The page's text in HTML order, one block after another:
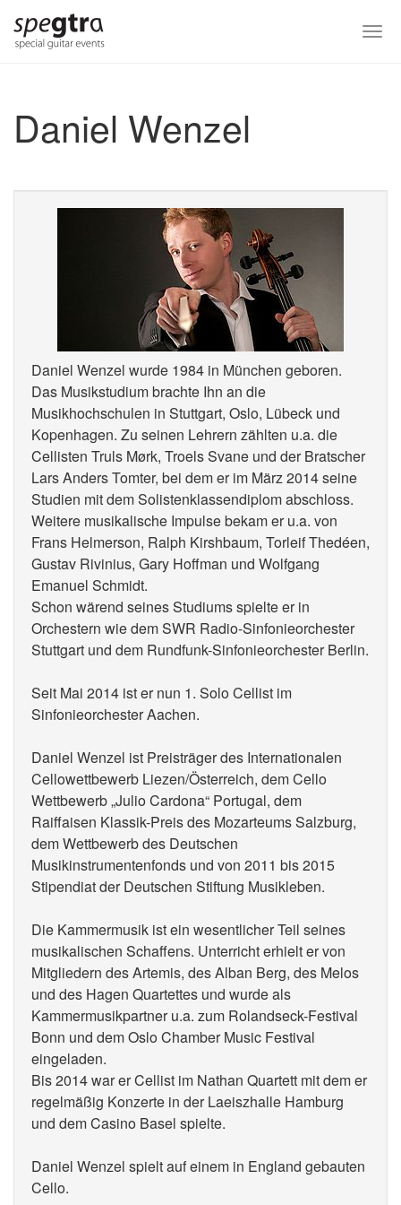
main
Daniel Wenzel
Daniel Wenzel wurde 1984 in München geboren.
Das Musikstudium brachte Ihn an die
Musikhochschulen in Stuttgart, Oslo, Lübeck und
Kopenhagen. Zu seinen Lehrern zählten u.a. die
Cellisten Truls Mørk, Troels Svane und der Bratscher
Lars Anders Tomter, bei dem er im März 2014 seine
Studien mit dem Solistenklassendiplom abschloss.
Weitere musikalische Impulse bekam er u.a. von
Frans Helmerson, Ralph Kirshbaum, Torleif Thedéen,
Gustav Rivinius, Gary Hoffman und Wolfgang
Emanuel Schmidt.
Schon wärend seines Studiums spielte er in
Orchestern wie dem SWR Radio-Sinfonieorchester
Stuttgart und dem Rundfunk-Sinfonieorchester Berlin.
Seit Mai 2014 ist er nun 1. Solo Cellist im
Sinfonieorchester Aachen.
Daniel Wenzel ist Preisträger des Internationalen
Cellowettbewerb Liezen/Österreich, dem Cello
Wettbewerb „Julio Cardona“ Portugal, dem
Raiffaisen Klassik-Preis des Mozarteums Salzburg,
dem Wettbewerb des Deutschen
Musikinstrumentenfonds und von 2011 bis 2015
Stipendiat der Deutschen Stiftung Musikleben.
Die Kammermusik ist ein wesentlicher Teil seines
musikalischen Schaffens. Unterricht erhielt er von
Mitgliedern des Artemis, des Alban Berg, des Melos
und des Hagen Quartettes und wurde als
Kammermusikpartner u.a. zum Rolandseck-Festival
Bonn und dem Oslo Chamber Music Festival
eingeladen.
Bis 2014 war er Cellist im Nathan Quartett mit dem er
regelmäßig Konzerte in der Laeiszhalle Hamburg
und dem Casino Basel spielte.
Daniel Wenzel spielt auf einem in England gebauten
Cello.